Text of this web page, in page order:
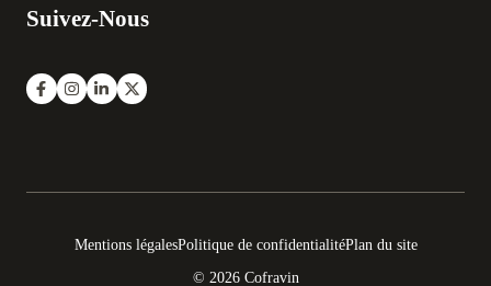
Suivez-Nous
© 2026 Cofravin
Mentions légalesPolitique de confidentialitéPlan du site